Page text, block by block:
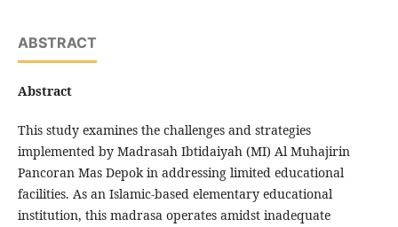
ABSTRACT
Abstract
This study examines the challenges and strategies
implemented by Madrasah Ibtidaiyah (MI) Al Muhajirin
Pancoran Mas Depok in addressing limited educational
facilities. As an Islamic-based elementary educational
institution, this madrasa operates amidst inadequate